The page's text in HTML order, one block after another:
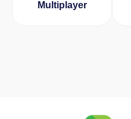
Multiplayer